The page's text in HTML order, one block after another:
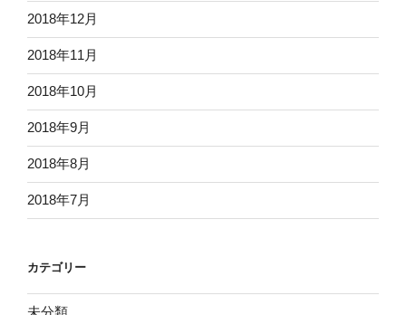
2018年12月
2018年11月
2018年10月
2018年9月
2018年8月
2018年7月
カテゴリー
未分類